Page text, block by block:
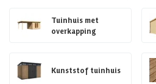
Tuinhuis met
overkapping
Kunststof tuinhuis